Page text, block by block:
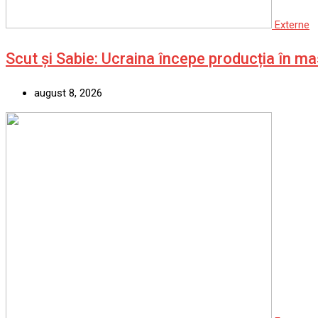
Externe
Scut și Sabie: Ucraina începe producția în
august 8, 2026